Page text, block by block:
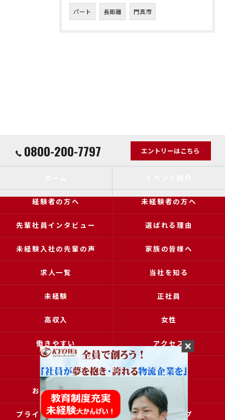
パート 長距離 門真市
0800-200-7797 エントリーはこちら
経験者の方へ 未経験者の方へ
先輩社員インタビュー 選ばれる理由
未経験入社の先輩の声 家族の皆様へ
求人一覧 当社を知る
未経験 正社員
高収入 女性
働きやすい アクセス
ブログ コラム
お問い合わせ 採用申込
プライバシーポリシー サイトマップ